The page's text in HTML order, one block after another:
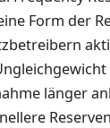
Form der
länger